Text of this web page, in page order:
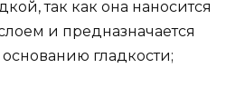
так как она наносится
и предназначается
гладкости;